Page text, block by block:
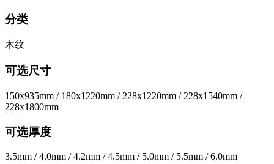
分类
木纹
可选尺寸
150x935mm / 180x1220mm / 228x1220mm / 228x1540mm /
228x1800mm
可选厚度
3.5mm / 4.0mm / 4.2mm / 4.5mm / 5.0mm / 5.5mm / 6.0mm